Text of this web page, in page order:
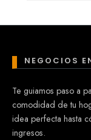
NEGOCIOS
Te guiamos paso a
comodidad de tu
idea perfecta hasta
ingresos.